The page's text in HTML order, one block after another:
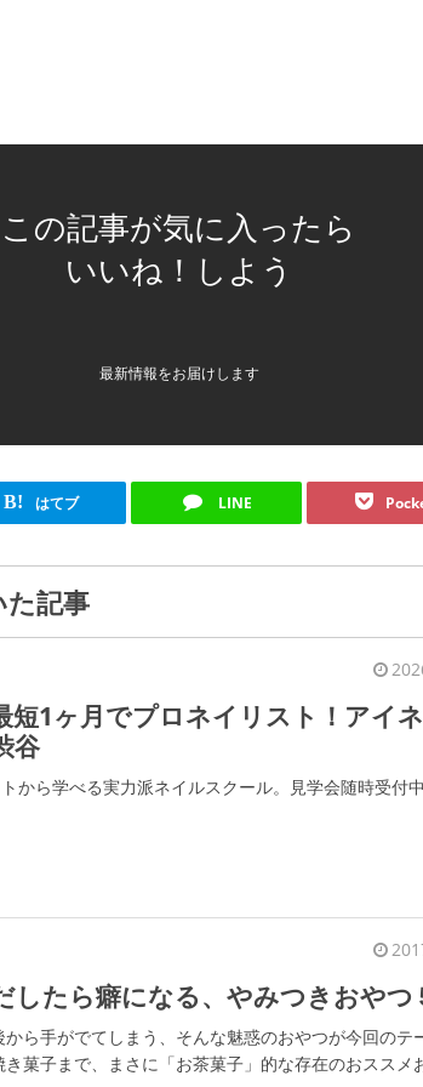
この記事が気に入ったら
いいね！しよう
最新情報をお届けします
B! はてブ LINE
記事
短1ヶ月でプロネイリスト！アイ
谷
から学べる実力派ネイルスクール。見学会随時受付中
したら癖になる、やみつきおやつ
ら手がでてしまう、そんな魅惑のおやつが今回のテ
菓子まで、まさに「お茶菓子」的な存在のおススメ